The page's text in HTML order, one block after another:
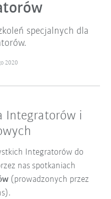
specjalnych dla
2020
Integratorów i
Integratorów do
nas spotkaniach
(prowadzonych przez